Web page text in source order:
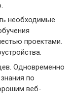
необходимые
проектами.
Одновременно
по
веб-